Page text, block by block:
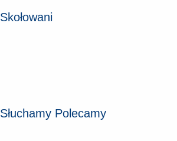
Skołowani
Słuchamy Polecamy